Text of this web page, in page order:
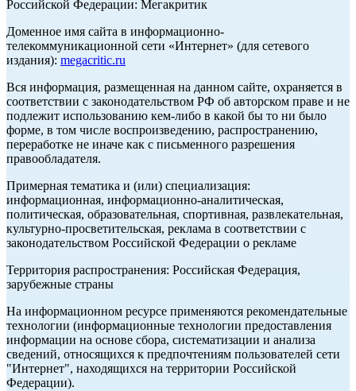
Российской Федерации: Мегакритик
Доменное имя сайта в информационно-
телекоммуникационной сети «Интернет» (для сетевого
издания): megacritic.ru
Вся информация, размещенная на данном сайте, охраняется в
соответствии с законодательством РФ об авторском праве и не
подлежит использованию кем-либо в какой бы то ни было
форме, в том числе воспроизведению, распространению,
переработке не иначе как с письменного разрешения
правообладателя.
Примерная тематика и (или) специализация:
информационная, информационно-аналитическая,
политическая, образовательная, спортивная, развлекательная,
культурно-просветительская, реклама в соответствии с
законодательством Российской Федерации о рекламе
Территория распространения: Российская Федерация,
зарубежные страны
На информационном ресурсе применяются рекомендательные
технологии (информационные технологии предоставления
информации на основе сбора, систематизации и анализа
сведений, относящихся к предпочтениям пользователей сети
"Интернет", находящихся на территории Российской
Федерации).